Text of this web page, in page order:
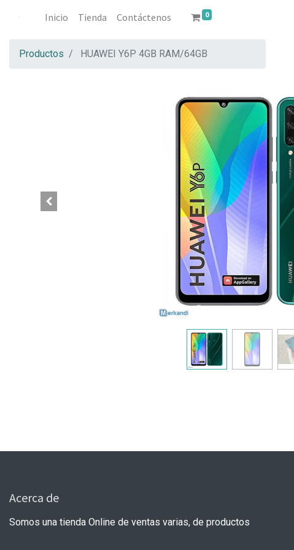
Inicio Tienda Contáctenos 0
Productos HUAWEI Y6P 4GB RAM/64GB
Acerca de
Somos una tienda Online de ventas varias, de productos